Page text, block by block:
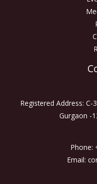
Registered Address: C-
Gurgaon -
Phone:
Email: